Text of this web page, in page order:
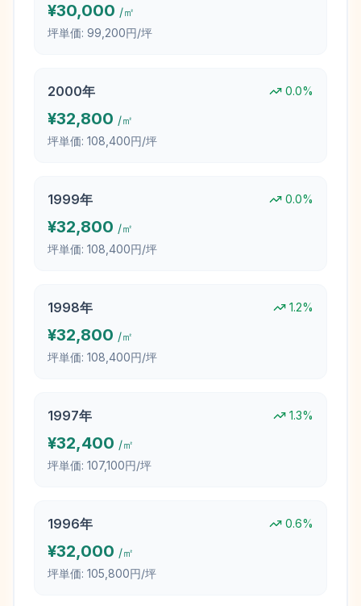
¥30,000 /㎡
坪単価: 99,200円/坪
2000年 0.0%
¥32,800 /㎡
坪単価: 108,400円/坪
1999年 0.0%
¥32,800 /㎡
坪単価: 108,400円/坪
1998年 1.2%
¥32,800 /㎡
坪単価: 108,400円/坪
1997年 1.3%
¥32,400 /㎡
坪単価: 107,100円/坪
1996年 0.6%
¥32,000 /㎡
坪単価: 105,800円/坪